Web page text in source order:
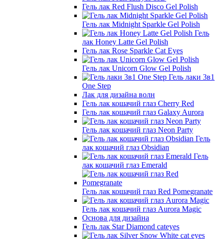
Гель лак Red Flush Disco Gel Polish
Гель лак Midnight Sparkle Gel Polish
Гель
лак Honey Latte Gel Polish
Гель лак Rose Sparkle Cat Eyes
Гель лак Unicorn Glow Gel Polish
Гель лаки 3в1
One Step
Лак для дизайна волн
Гель лак кошачий глаз Cherry Red
Гель лак кошачий глаз Galaxy Aurora
Гель лак кошачий глаз Neon Party
Гель
лак кошачий глаз Obsidian
Гель
лак кошачий глаз Emerald
Гель лак кошачий глаз Red Pomegranate
Гель лак кошачий глаз Aurora Magic
Основа для дизайна
Гель лак Star Diamond cateyes